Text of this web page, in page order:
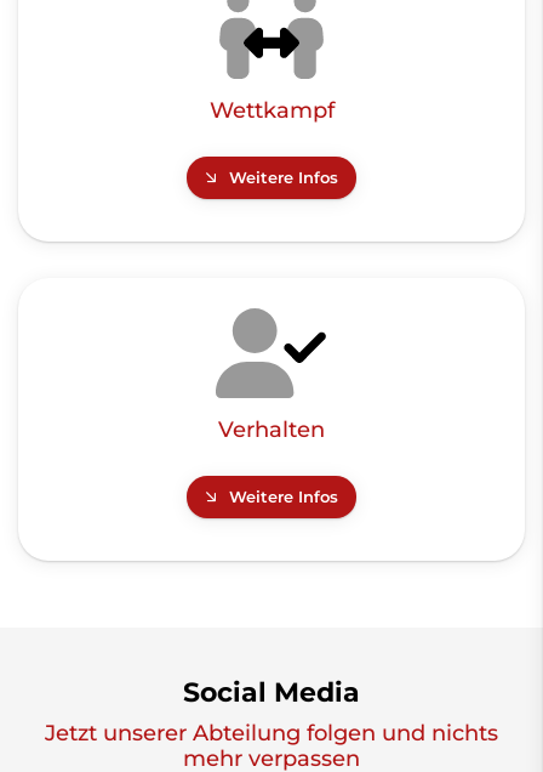
Wettkampf
Weitere Infos
Verhalten
Weitere Infos
Social Media
Jetzt unserer Abteilung folgen und nichts
mehr verpassen